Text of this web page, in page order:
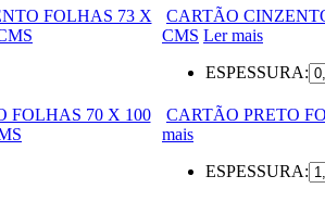
CARTÃO
CMS Ler mais
ESPESSURA:
CARTÃO PRETO
mais
ESPESSURA: